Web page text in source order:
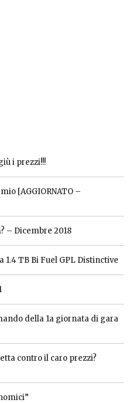
i prezzi!!!
[AGGIORNATO –
– Dicembre 2018
TB Bi Fuel GPL Distinctive
della 1a giornata di gara
contro il caro prezzi?